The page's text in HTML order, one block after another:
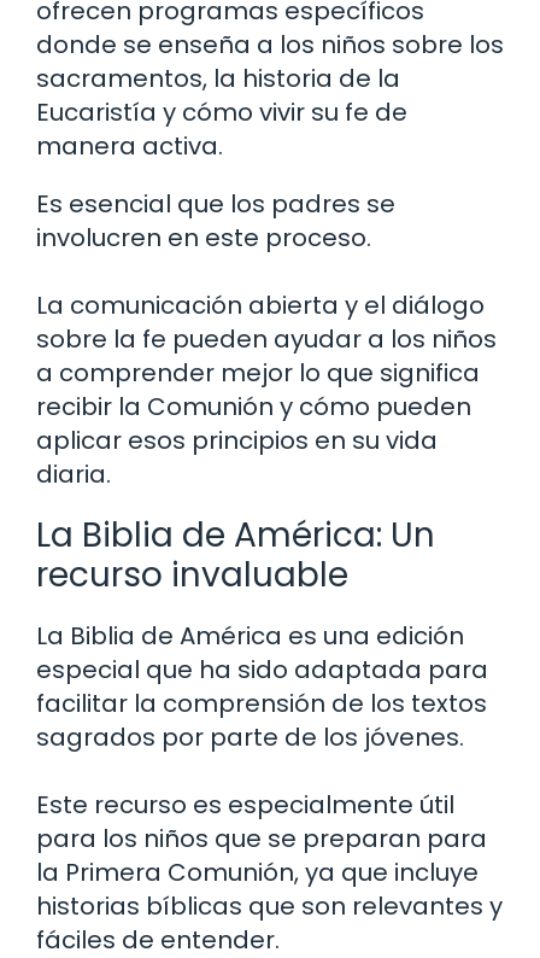
ofrecen programas específicos
donde se enseña a los niños sobre los
sacramentos, la historia de la
Eucaristía y cómo vivir su fe de
manera activa.
Es esencial que los padres se
involucren en este proceso.
La comunicación abierta y el diálogo
sobre la fe pueden ayudar a los niños
a comprender mejor lo que significa
recibir la Comunión y cómo pueden
aplicar esos principios en su vida
diaria.
La Biblia de América: Un
recurso invaluable
La Biblia de América es una edición
especial que ha sido adaptada para
facilitar la comprensión de los textos
sagrados por parte de los jóvenes.
Este recurso es especialmente útil
para los niños que se preparan para
la Primera Comunión, ya que incluye
historias bíblicas que son relevantes y
fáciles de entender.